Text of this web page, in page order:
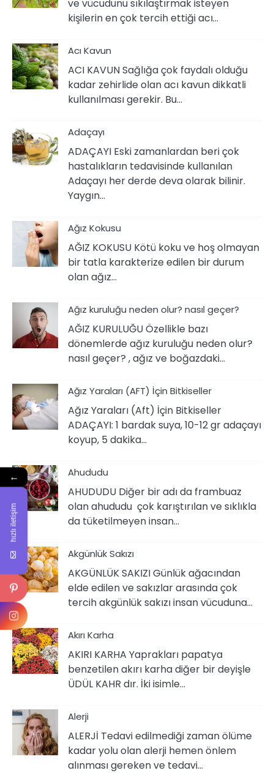
ve vücudunu sıkılaştırmak isteyen
kişilerin en çok tercih ettiği acı…
Acı Kavun
ACI KAVUN Sağlığa çok faydalı olduğu
kadar zehirlide olan acı kavun dikkatli
kullanılması gerekir. Bu…
Adaçayı
ADAÇAYI Eski zamanlardan beri çok
hastalıkların tedavisinde kullanılan
Adaçayı her derde deva olarak bilinir.
Yaygın…
Ağız Kokusu
AĞIZ KOKUSU Kötü koku ve hoş olmayan
bir tatla karakterize edilen bir durum
olan ağız…
Ağız kuruluğu neden olur? nasıl geçer?
AĞIZ KURULUĞU Özellikle bazı
dönemlerde ağız kuruluğu neden olur?
nasıl geçer? , ağız ve boğazdaki…
Ağız Yaraları (AFT) İçin Bitkiseller
Ağız Yaraları (Aft) İçin Bitkiseller
ADAÇAYI: 1 bardak suya, 10-12 gr adaçayı
koyup, 5 dakika…
Ahududu
AHUDUDU Diğer bir adı da frambuaz
olan ahududu çok karıştırılan ve sıklıkla
da tüketilmeyen insan…
Akgünlük Sakızı
AKGÜNLÜK SAKIZI Günlük ağacından
elde edilen ve sakızlar arasında çok
tercih akgünlük sakızı insan vücuduna…
Akırı Karha
AKIRI KARHA Yaprakları papatya
benzetilen akırı karha diğer bir deyişle
ÜDÜL KAHR dır. İki isimle…
Alerji
ALERJİ Tedavi edilmediği zaman ölüme
kadar yolu olan alerji hemen önlem
alınması gereken ve tedavi…
←
hızlı iletişim